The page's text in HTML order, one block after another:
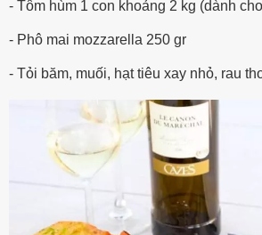
- Tôm hùm 1 con khoảng 2 kg (dành
- Phô mai mozzarella 250 gr
- Tỏi băm, muối, hạt tiêu xay nhỏ, rau